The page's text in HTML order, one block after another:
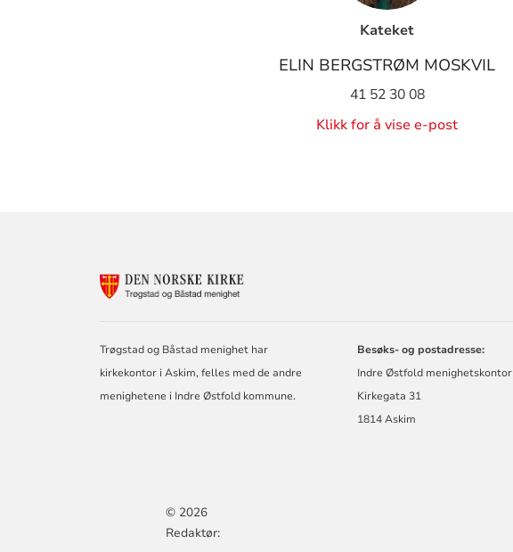
Kateket
ELIN BERGSTRØM MOSKVIL
41 52 30 08
Klikk for å vise e-post
TRØGSTAD
Trøgstad og Båstad menighet har
kirkekontor i Askim, felles med de andre
menighetene i Indre Østfold kommune.
Besøks- og postadresse:
Indre Østfold menighetskontor
Kirkegata 31
1814 Askim
© 2026
Redaktør: